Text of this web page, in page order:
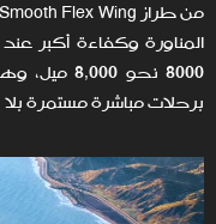
8000 نحو
برحلات مباشرة مستمرة